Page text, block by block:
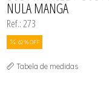
NULA MANGA
Ref.: 273
62 % OFF
Tabela de medidas